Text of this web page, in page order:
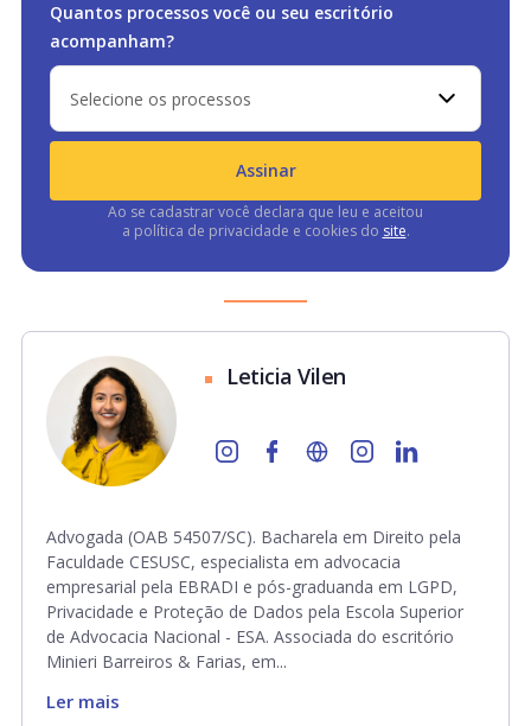
Quantos processos você ou seu escritório
acompanham?
Selecione os processos
Assinar
Ao se cadastrar você declara que leu e aceitou
a política de privacidade e cookies do site.
Leticia Vilen
Advogada (OAB 54507/SC). Bacharela em Direito pela
Faculdade CESUSC, especialista em advocacia
empresarial pela EBRADI e pós-graduanda em LGPD,
Privacidade e Proteção de Dados pela Escola Superior
de Advocacia Nacional - ESA. Associada do escritório
Minieri Barreiros & Farias, em...
Ler mais